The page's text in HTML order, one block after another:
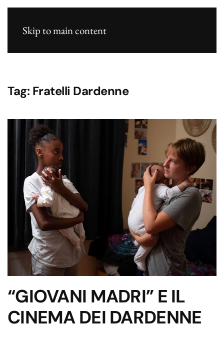
Skip to main content
Tag: Fratelli Dardenne
“GIOVANI MADRI” E IL
CINEMA DEI DARDENNE